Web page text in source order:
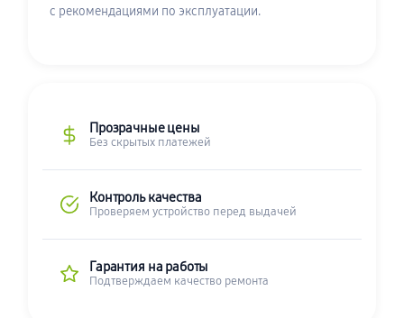
с рекомендациями по эксплуатации.
Прозрачные цены
Без скрытых платежей
Контроль качества
Проверяем устройство перед выдачей
Гарантия на работы
Подтверждаем качество ремонта